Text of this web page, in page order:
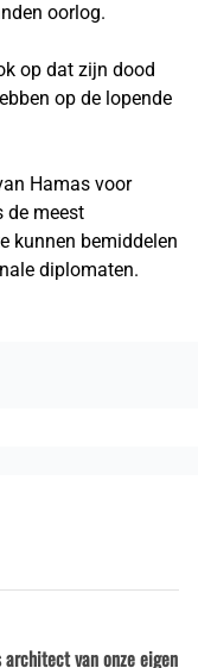
oorlog.
op dat zijn dood
op de lopende
Hamas voor
de meest
kunnen bemiddelen
diplomaten.
architect van onze eigen